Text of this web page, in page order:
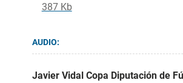
387 Kb
AUDIO:
Javier Vidal Copa Diputación de